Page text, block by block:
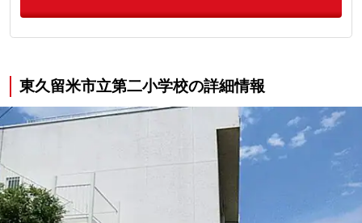
東久留米市立第二小学校の詳細情報